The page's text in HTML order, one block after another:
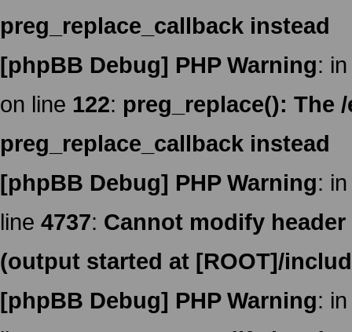
preg_replace_callback instead
[phpBB Debug] PHP Warning:
on line 122: preg_replace(): The
preg_replace_callback instead
[phpBB Debug] PHP Warning:
line 4737: Cannot modify
(output started at [ROOT]/
[phpBB Debug] PHP Warning: